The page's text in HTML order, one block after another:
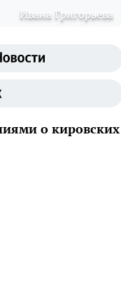
Ивана Григорьева
о кировских